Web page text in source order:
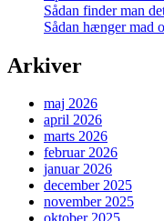
Sådan finder man
Sådan hænger mad
Arkiver
maj 2026
april 2026
marts 2026
februar 2026
januar 2026
december 2025
november 2025